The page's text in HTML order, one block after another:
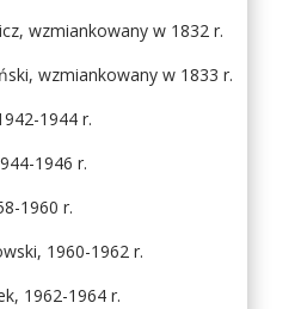
wzmiankowany w 1832 r.
wzmiankowany w 1833 r.
1944 r.
1946 r.
1960 r.
1960-1962 r.
1962-1964 r.